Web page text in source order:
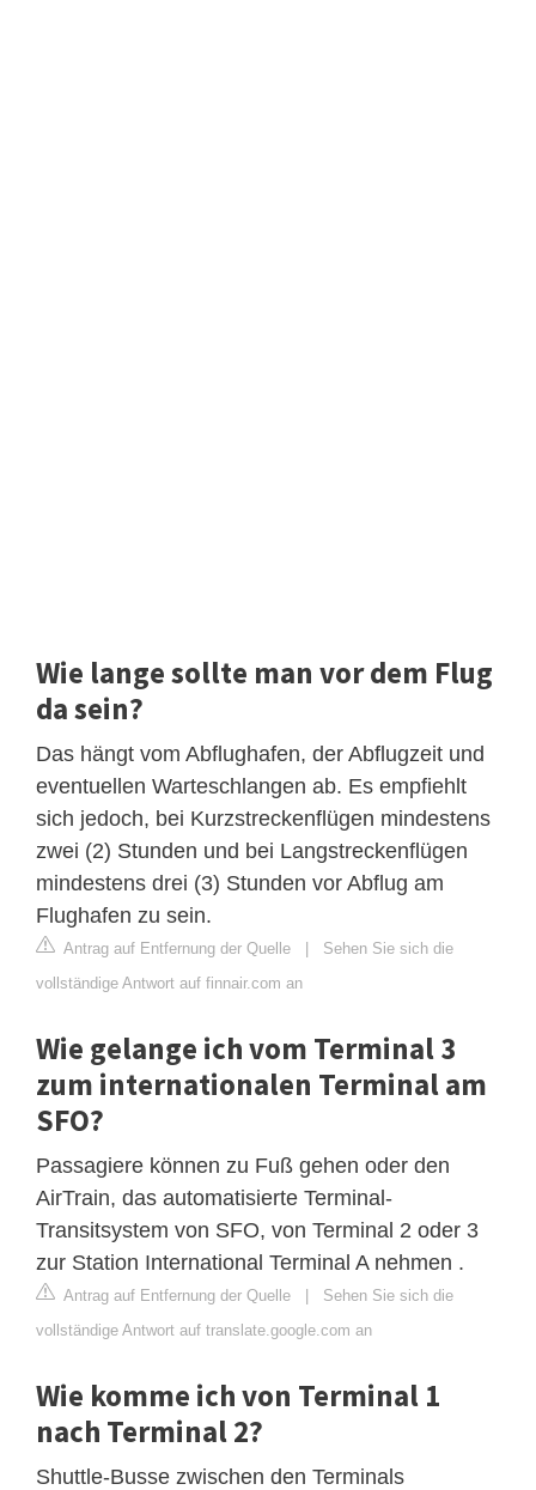
Wie lange sollte man vor dem Flug
da sein?
Das hängt vom Abflughafen, der Abflugzeit und
eventuellen Warteschlangen ab. Es empfiehlt
sich jedoch, bei Kurzstreckenflügen mindestens
zwei (2) Stunden und bei Langstreckenflügen
mindestens drei (3) Stunden vor Abflug am
Flughafen zu sein.
Antrag auf Entfernung der Quelle | Sehen Sie sich die
vollständige Antwort auf finnair.com an
Wie gelange ich vom Terminal 3
zum internationalen Terminal am
SFO?
Passagiere können zu Fuß gehen oder den
AirTrain, das automatisierte Terminal-
Transitsystem von SFO, von Terminal 2 oder 3
zur Station International Terminal A nehmen .
Antrag auf Entfernung der Quelle | Sehen Sie sich die
vollständige Antwort auf translate.google.com an
Wie komme ich von Terminal 1
nach Terminal 2?
Shuttle-Busse zwischen den Terminals